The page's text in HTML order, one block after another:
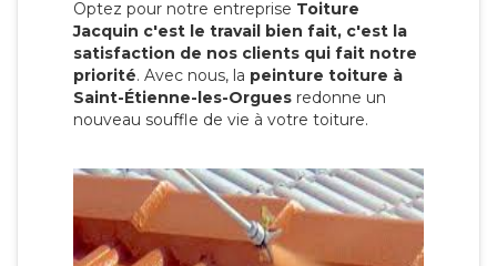
Optez pour notre entreprise Toiture
Jacquin c'est le travail bien fait, c'est la
satisfaction de nos clients qui fait notre
priorité. Avec nous, la peinture toiture à
Saint-Étienne-les-Orgues redonne un
nouveau souffle de vie à votre toiture.